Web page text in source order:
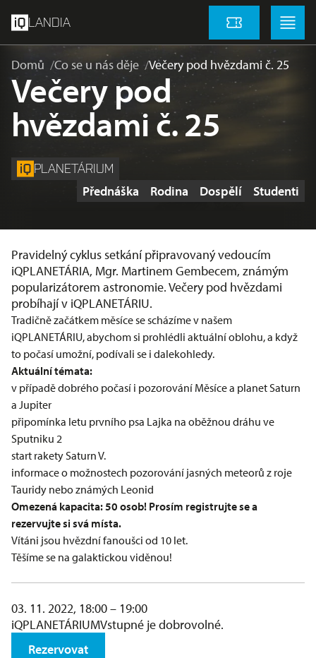
LANDIA Vstupenky
Menu
Domů Co se u nás děje Večery pod hvězdami č. 25
Večery pod
hvězdami č. 25
PLANETÁRIUM
Štítky
Přednáška Rodina Dospělí Studenti
Pravidelný cyklus setkání připravovaný vedoucím
iQPLANETÁRIA, Mgr. Martinem Gembecem, známým
popularizátorem astronomie. Večery pod hvězdami
probíhají v iQPLANETÁRIU.
Tradičně začátkem měsíce se scházíme v našem
iQPLANETÁRIU, abychom si prohlédli aktuální oblohu, a když
to počasí umožní, podívali se i dalekohledy.
Aktuální témata:
v případě dobrého počasí i pozorování Měsíce a planet Saturn
a Jupiter
připomínka letu prvního psa Lajka na oběžnou dráhu ve
Sputniku 2
start rakety Saturn V.
informace o možnostech pozorování jasných meteorů z roje
Tauridy nebo známých Leonid
Omezená kapacita: 50 osob! Prosím registrujte se a
rezervujte si svá místa.​
Vítáni jsou hvězdní fanoušci od 10 let.
Těšíme se na galaktickou viděnou!
03. 11. 2022, 18:00 – 19:00
iQPLANETÁRIUMVstupné je dobrovolné.
Rezervovat